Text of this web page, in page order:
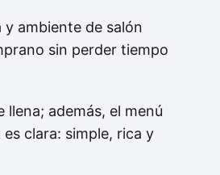
ambiente de salón
sin perder tiempo
además, el menú
clara: simple, rica y